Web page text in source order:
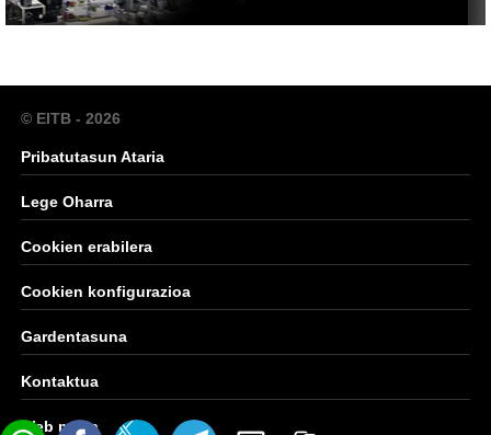
© EITB - 2026
Pribatutasun Ataria
Lege Oharra
Cookien erabilera
Cookien konfigurazioa
Gardentasuna
Kontaktua
Web mapa